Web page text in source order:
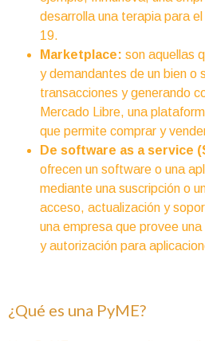
desarrolla una terapia para
19.
Marketplace: son aquellas
y demandantes de un bien o
transacciones y generando
Mercado Libre, una
que permite comprar y
De software as a service
ofrecen un software o una
mediante una suscripción o
acceso, actualización y
una empresa que provee
y autorización para
¿Qué es una PyME?